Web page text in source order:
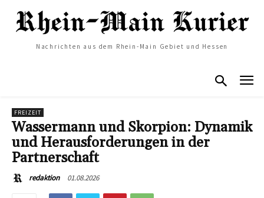
Nachrichten aus dem Rhein-Main Gebiet und Hessen
FREIZEIT
Wassermann und Skorpion: Dynamik
und Herausforderungen in der
Partnerschaft
redaktion 01.08.2026